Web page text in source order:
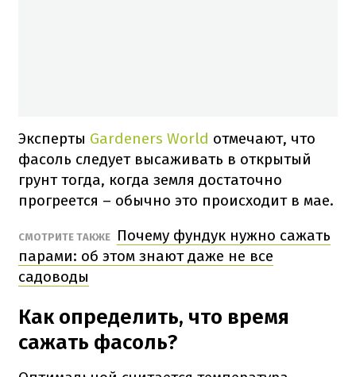
Эксперты Gardeners World отмечают, что
фасоль следует высаживать в открытый
грунт тогда, когда земля достаточно
прогреется – обычно это происходит в мае.
СМОТРИТЕ ТАКЖЕ
Почему фундук нужно сажать
парами: об этом знают даже не все
садоводы
Как определить, что время
сажать фасоль?